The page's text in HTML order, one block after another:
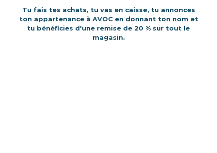
Tu fais tes achats, tu vas en caisse, tu annonces
ton appartenance à AVOC en donnant ton nom et
tu bénéficies d'une remise de 20 % sur tout le
magasin.